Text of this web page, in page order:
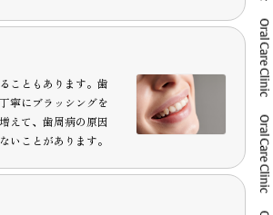
こともあります。歯
寧にブラッシングを
えて、歯周病の原因
いことがあります。